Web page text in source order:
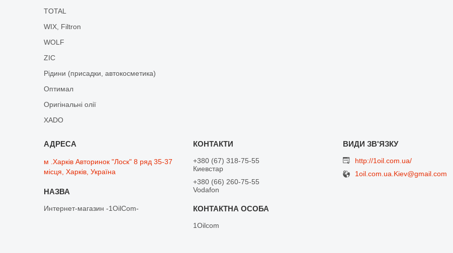
TOTAL
WIX, Filtron
WOLF
ZIC
Рідини (присадки, автокосметика)
Оптимал
Оригінальні олії
XADO
м .Харків Авторинок "Лоск" 8 ряд 35-37
місця, Харків, Україна
Интернет-магазин -1OilCom-
+380 (67) 318-75-55
Киевстар
+380 (66) 260-75-55
Vodafon
1Oilcom
http://1oil.com.ua/
1oil.com.ua.Kiev@gmail.com